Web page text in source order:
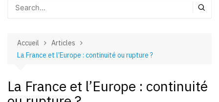
Accueil
Articles
La France et l’Europe : continuité ou rupture ?
La France et l’Europe : continuité